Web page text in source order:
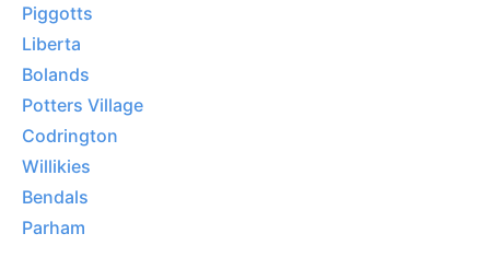
Piggotts
Liberta
Bolands
Potters Village
Codrington
Willikies
Bendals
Parham